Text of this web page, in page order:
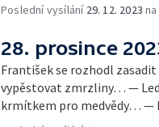
Poslední vysílání 29. 12. 2023 na
28. prosince
František se rozhodl
vypěstovat zmrzliny… —
krmítkem pro medvědy… —